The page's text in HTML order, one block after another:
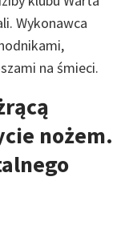
Wykonawca
na śmieci.
nożem.